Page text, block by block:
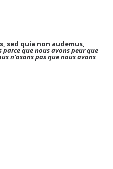
sed quia non audemus,
parce que nous avons peur que
n'osons pas que nous avons